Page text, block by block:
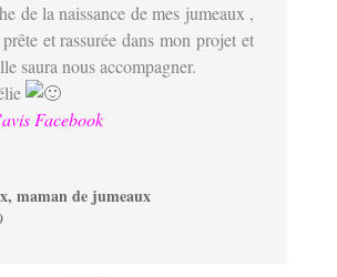
de la naissance de mes jumeaux ,
et rassurée dans mon projet et
saura nous accompagner.
Facebook
maman de jumeaux